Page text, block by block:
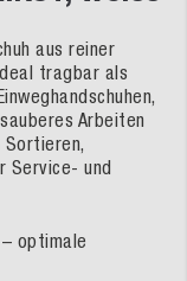
aus reiner
tragbar als
Arbeiten
Service- und
optimale